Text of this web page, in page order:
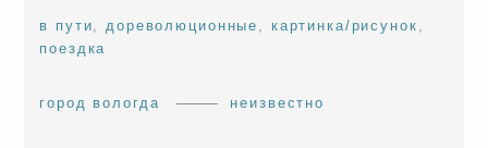
в пути,дореволюционные , картинка/рисунок ,
поездка
город вологда неизвестно